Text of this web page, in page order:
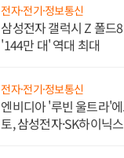
전자·전기·정보통신
삼성전자 갤럭시 Z 폴드
'144만 대' 역대 최대
전자·전기·정보통신
엔비디아 '루빈 울트라'
토, 삼성전자·SK하이닉